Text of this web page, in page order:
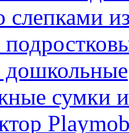
слепками
дошкольные
сумки